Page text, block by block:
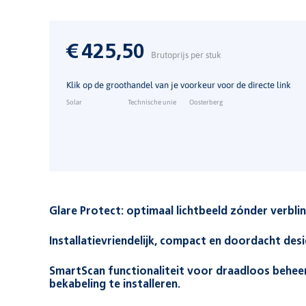
€425,50 Brutoprijs per stuk
Klik op de groothandel van je voorkeur voor de directe link
Solar Technische unie Oosterberg
Glare Protect: optimaal lichtbeeld zónder
die separaat aangestuurd worden, afhankelijk van de
lichtsegmenten rondom de armatuur ervoor dat deze, op
plafond doelgericht verlichten, terwijl de lichtsegmenten
Installatievriendelijk, compact en doordacht
SmartScan functionaliteit voor draadloos
bekabeling te installeren.